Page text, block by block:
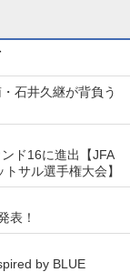
石井久継が背負う
ド16に進出【JFA
サル選手権大会】
表！
by BLUE